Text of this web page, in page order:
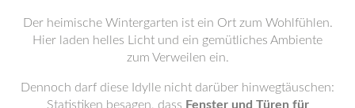
Der heimische Wintergarten ist ein Ort zum Wohlfühlen.
Hier laden helles Licht und ein gemütliches Ambiente
zum Verweilen ein.
Dennoch darf diese Idylle nicht darüber hinwegtäuschen:
Statistiken besagen, dass Fenster und Türen für